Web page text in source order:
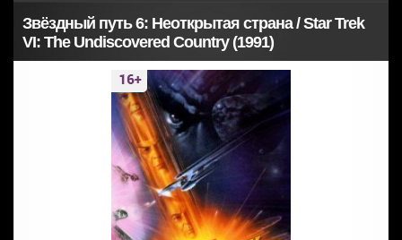
Звёздный путь 6: Неоткрытая страна / Star Trek
VI: The Undiscovered Country (1991)